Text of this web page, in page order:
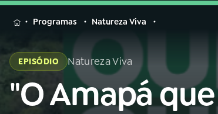
MENU
Buscar
na
Rádio
Buscar
na
Rádio
Nacional
Programas Natureza Viva
EPISÓDIO Natureza Viva
"O Amapá que